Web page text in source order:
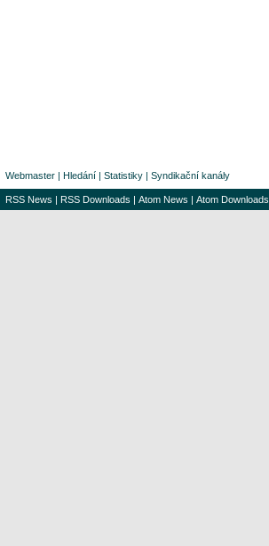
Webmaster | Hledání | Statistiky | Syndikační kanály
RSS News | RSS Downloads | Atom News | Atom Downloads